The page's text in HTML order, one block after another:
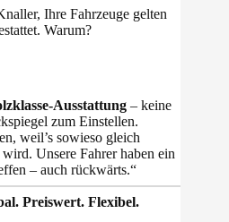
Ihre Fahrzeuge gelten
Warum?
Ausstattung – keine
zum Einstellen.
weil’s sowieso gleich
Unsere Fahrer haben ein
– auch rückwärts.“
Preiswert. Flexibel.